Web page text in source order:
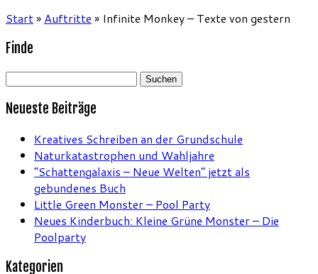
Start» Auftritte » Infinite Monkey – Texte von gestern
Finde
Suchen
Neueste Beiträge
Kreatives Schreiben an der Grundschule
Naturkatastrophen und Wahljahre
“Schattengalaxis – Neue Welten” jetzt als
gebundenes Buch
Little Green Monster – Pool Party
Neues Kinderbuch: Kleine Grüne Monster – Die
Poolparty
Kategorien